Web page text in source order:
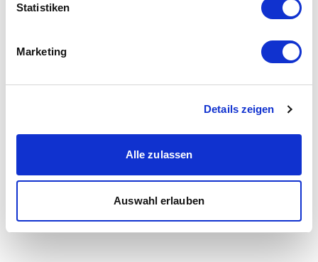
Statistiken
Marketing
Details zeigen
Alle zulassen
Auswahl erlauben